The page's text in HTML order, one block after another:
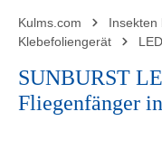
Kulms.com Insekten
Klebefoliengerät
SUNBURST
Fliegenfänger